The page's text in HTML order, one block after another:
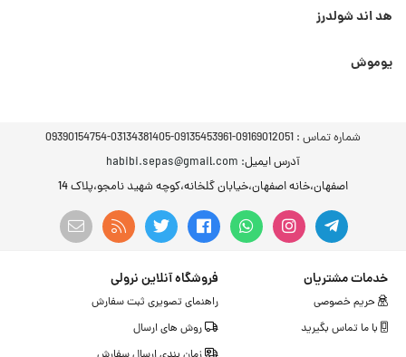
هد اند شولدرز
یوموش
شماره تماس : 09169012051-09135453961-03134381405-09390154754
آدرس ایمیل: habibi.sepas@gmail.com
اصفهان،خانه اصفهان،خیابان گلخانه،کوچه شهید نامجو،پلاک 14
خدمات مشتریان
حریم خصوصی
با ما تماس بگیرید
فروشگاه آنلاین نرولی
راهنمای تصویری ثبت سفارش
روش های ارسال